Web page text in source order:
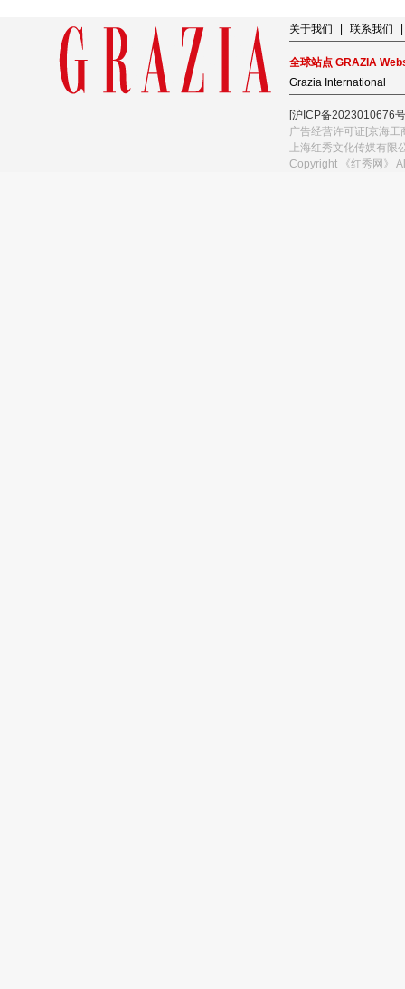
关于我们 联系我们
全球站点 GRAZIA
Grazia International
[沪ICP备2023010676
广告经营许可证[京海
上海红秀文化传媒有限
Copyright 《红秀网》